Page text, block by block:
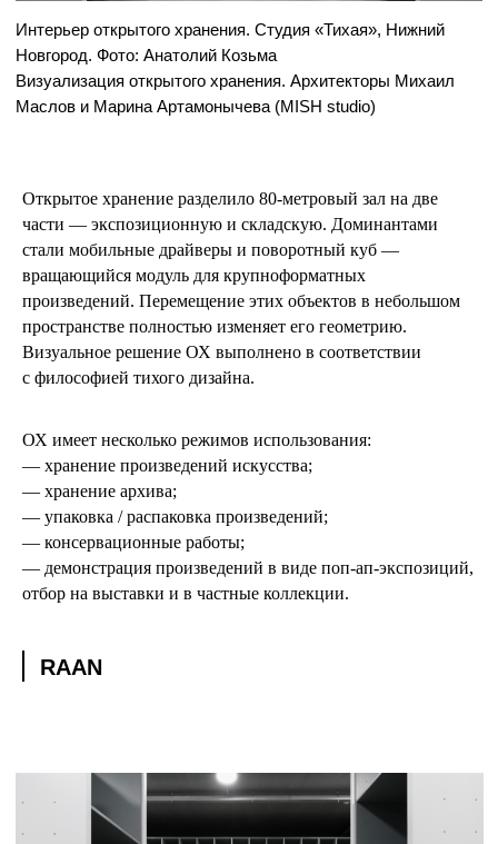
Открытое хранение разделило 80-метровый зал на две
части — экспозиционную и складскую. Доминантами
стали мобильные драйверы и поворотный куб —
вращающийся модуль для крупноформатных
произведений. Перемещение этих объектов в небольшом
пространстве полностью изменяет его геометрию.
Визуальное решение ОХ выполнено в соответствии
с философией тихого дизайна.
ОХ имеет несколько режимов использования:
— хранение произведений искусства;
— хранение архива;
— упаковка / распаковка произведений;
— консервационные работы;
— демонстрация произведений в виде поп-ап-экспозиций,
отбор на выставки и в частные коллекции.